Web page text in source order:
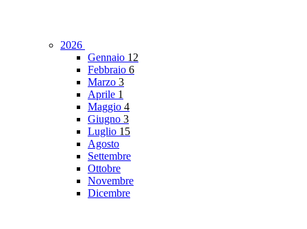
2026
Gennaio 12
Febbraio 6
Marzo 3
Aprile 1
Maggio 4
Giugno 3
Luglio 15
Agosto
Settembre
Ottobre
Novembre
Dicembre